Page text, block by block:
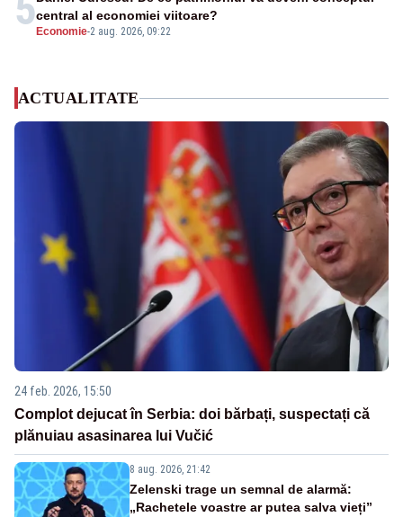
Economie-2 aug. 2026, 09:22
central al economiei viitoare?
ACTUALITATE
24 feb. 2026, 15:50
Complot dejucat în Serbia: doi bărbați, suspectați că
plănuiau asasinarea lui Vučić
8 aug. 2026, 21:42
Zelenski trage un semnal de alarmă:
„Rachetele voastre ar putea salva vieți”